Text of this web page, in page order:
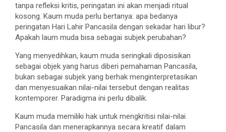
tanpa refleksi kritis, peringatan ini akan menjadi ritual
kosong. Kaum muda perlu bertanya: apa bedanya
peringatan Hari Lahir Pancasila dengan sekadar hari libur?
Apakah laum muda bisa sebagai subjek perubahan?
Yang menyedihkan, kaum muda seringkali diposisikan
sebagai objek yang harus diberi pemahaman Pancasila,
bukan sebagai subjek yang berhak menginterpretasikan
dan menyesuaikan nilai-nilai tersebut dengan realitas
kontemporer. Paradigma ini perlu dibalik.
Kaum muda memiliki hak untuk mengkritisi nilai-nilai
Pancasila dan menerapkannya secara kreatif dalam